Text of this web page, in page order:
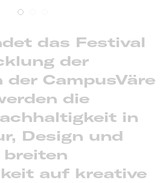
das Festival
der
CampusVäre
die
in
Design und
breiten
auf kreative